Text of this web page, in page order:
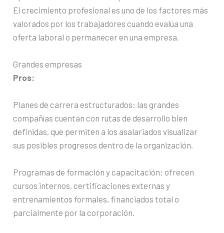
El crecimiento profesional es uno de los factores más
valorados por los trabajadores cuando evalúa una
oferta laboral o permanecer en una empresa.
Grandes empresas
Pros:
Planes de carrera estructurados: las grandes
compañías cuentan con rutas de desarrollo bien
definidas, que permiten a los asalariados visualizar
sus posibles progresos dentro de la organización.
Programas de formación y capacitación: ofrecen
cursos internos, certificaciones externas y
entrenamientos formales, financiados total o
parcialmente por la corporación.